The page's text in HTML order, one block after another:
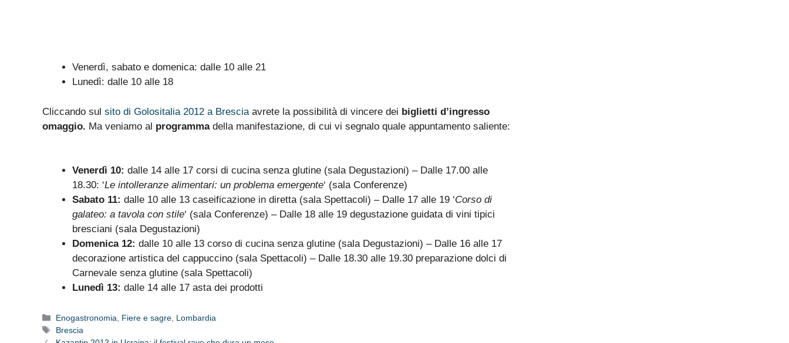
Venerdì, sabato e domenica: dalle 10 alle 21
Lunedì: dalle 10 alle 18
Cliccando sul sito di Golositalia 2012 a Brescia avrete la possibilità di vincere dei biglietti d’ingresso
omaggio. Ma veniamo al programmadella manifestazione, di cui vi segnalo quale appuntamento saliente:
Venerdì 10: dalle 14 alle 17 corsi di cucina senza glutine (sala Degustazioni) – Dalle 17.00 alle
18.30: ‘Le intolleranze alimentari: un problema emergente‘ (sala Conferenze)
Sabato 11: dalle 10 alle 13 caseificazione in diretta (sala Spettacoli) – Dalle 17 alle 19 ‘Corso di
galateo: a tavola con stile‘ (sala Conferenze) – Dalle 18 alle 19 degustazione guidata di vini tipici
bresciani (sala Degustazioni)
Domenica 12: dalle 10 alle 13 corso di cucina senza glutine (sala Degustazioni) – Dalle 16 alle 17
decorazione artistica del cappuccino (sala Spettacoli) – Dalle 18.30 alle 19.30 preparazione dolci di
Carnevale senza glutine (sala Spettacoli)
Lunedì 13: dalle 14 alle 17 asta dei prodotti
Categorie
Enogastronomia Fiere e sagre Lombardia
Tag
Brescia